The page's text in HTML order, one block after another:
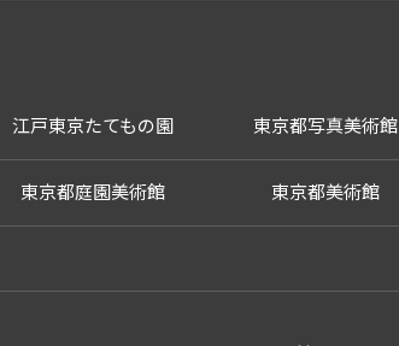
江戸東京たてもの園 東京都写真美術館
東京都庭園美術館 東京都美術館